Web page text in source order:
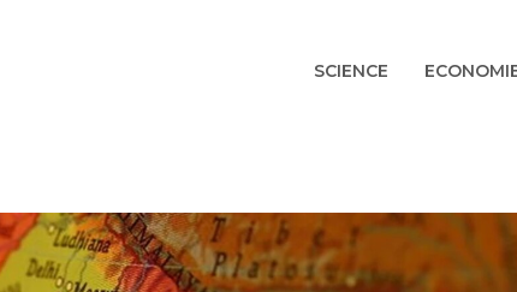
SCIENCE